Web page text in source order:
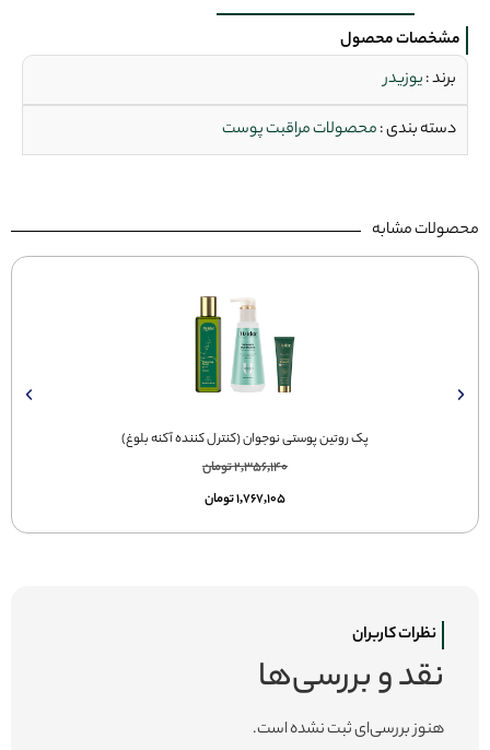
مشخصات محصول
دسته بندی :محصولات مراقبت پوست
برند :یوزیدر
پک روتین پوستی نوجوان (کنترل کننده آکنه بلوغ)
2,356,140تومان
1,767,105تومان
نظرات کاربران
نقد و بررسی‌ها
هنوز بررسی‌ای ثبت نشده است.
محصولات مشابه